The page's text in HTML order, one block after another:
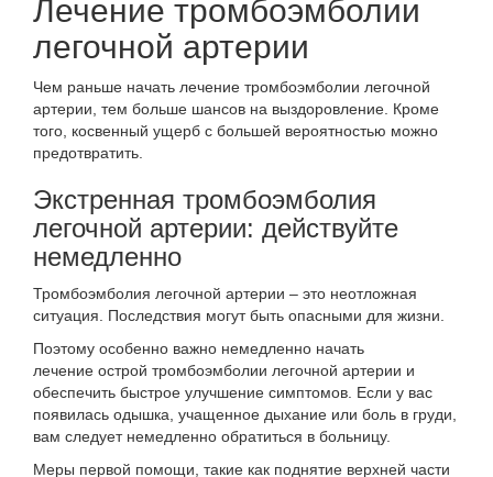
Лечение тромбоэмболии
легочной артерии
Чем раньше начать лечение тромбоэмболии легочной
артерии, тем больше шансов на выздоровление. Кроме
того, косвенный ущерб с большей вероятностью можно
предотвратить.
Экстренная тромбоэмболия
легочной артерии: действуйте
немедленно
Тромбоэмболия легочной артерии – это неотложная
ситуация . Последствия могут быть опасными для жизни.
Поэтому особенно важно немедленно начать
лечение острой тромбоэмболии легочной артерии и
обеспечить быстрое улучшение симптомов. Если у вас
появилась одышка, учащенное дыхание или боль в груди,
вам следует немедленно обратиться в больницу.
Меры первой помощи, такие как поднятие верхней части